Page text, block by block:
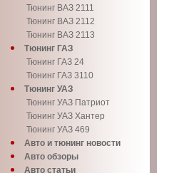
Тюнинг ВАЗ 2111
Тюнинг ВАЗ 2112
Тюнинг ВАЗ 2113
Тюнинг ГАЗ
Тюнинг ГАЗ 24
Тюнинг ГАЗ 3110
Тюнинг УАЗ
Тюнинг УАЗ Патриот
Тюнинг УАЗ Хантер
Тюнинг УАЗ 469
Авто и тюнинг новости
Авто обзоры
Авто статьи